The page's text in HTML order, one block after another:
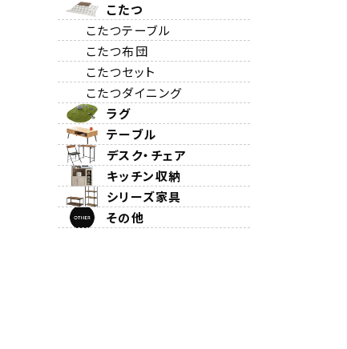
こたつ
こたつテーブル
こたつ布団
こたつセット
こたつダイニング
ラグ
テーブル
デスク・チェア
キッチン収納
シリーズ家具
その他